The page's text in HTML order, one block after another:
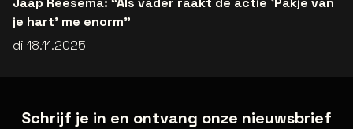
je hart' me enorm”
di 18.11.2025
Schrijf je in en ontvang onze nieuwsbrief